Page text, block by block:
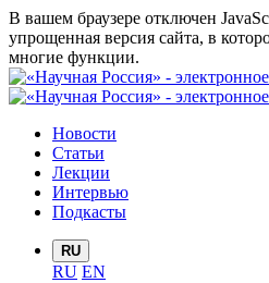
В вашем браузере отключен
упрощенная версия сайта, в
многие функции.
Новости
Статьи
Лекции
Интервью
Подкасты
RU
RU EN